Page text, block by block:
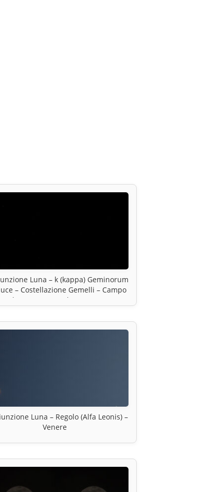
Luna – k (kappa) Geminorum
– Costellazione Gemelli – Campo
largo – 6 novembre 2020
Luna – Regolo (Alfa Leonis) –
Venere